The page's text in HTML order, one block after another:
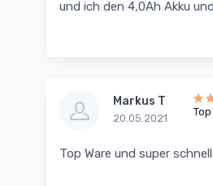
und ich den 4,0Ah Akku
Markus T
20.05.2021
Top Ware und super